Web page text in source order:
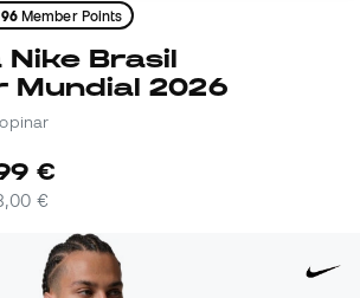
96 Member Points
Mundial 2026
€
€